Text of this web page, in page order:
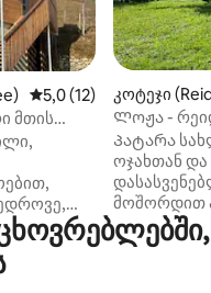
საშუალო შეფასებაა
5,0 (12)
მთის
კოტეჯი
Ლოჟა -
Პატარა
ოჯახთან
მოშორდით
- ბუნება,